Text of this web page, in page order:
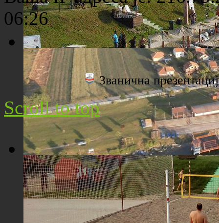
Плажа "Топољар" - Поглед са торња
Плажа "Топољар" - Поглед из ваздуха
06:26
Званична
Scroll to top